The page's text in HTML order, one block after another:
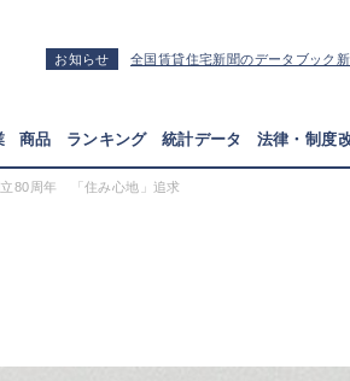
お知らせ 全国賃貸住宅新聞のデータブック新
商品 ランキング 統計データ 法律・制度
立80周年 「住み心地」追求